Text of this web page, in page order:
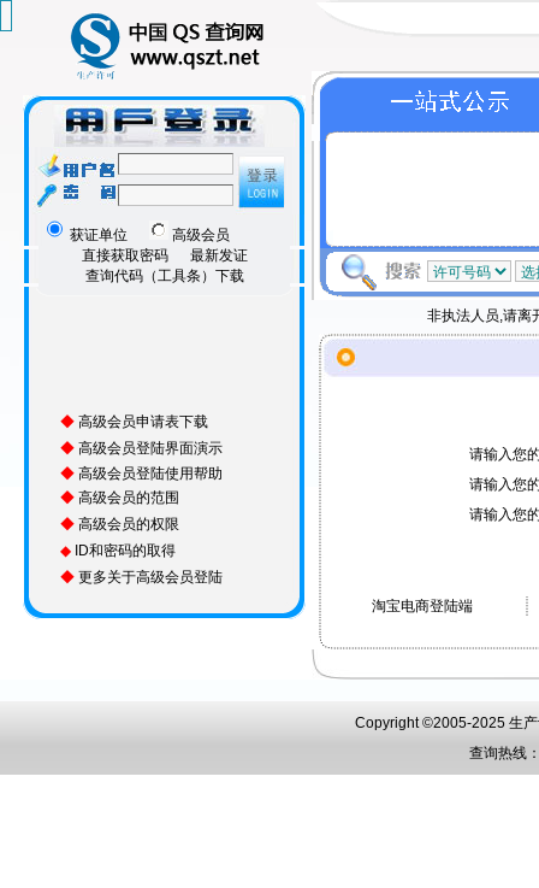
获证单位
高级会员
直接获取密码
最新发证
查询代码（工具条）下载
◆ 高级会员申请表下载
◆ 高级会员登陆界面演示
◆ 高级会员登陆使用帮助
◆ 高级会员的范围
◆ 高级会员的权限
◆ ID和密码的取得
◆ 更多关于高级会员登陆
非执法人员,请离开此页
请输入您
请输入您
请输入您
淘宝电商登陆端
Copyright ©2005-2025 生
查询热线